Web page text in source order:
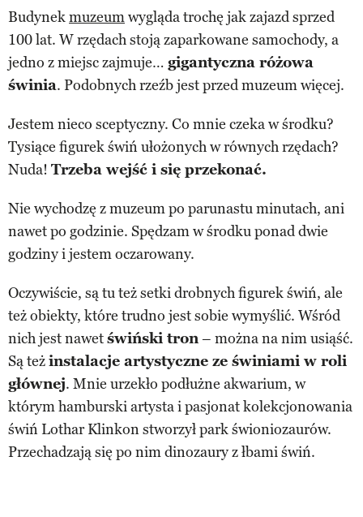
Budynekmuzeumwygląda trochę jak zajazd sprzed
100 lat. W rzędach stoją zaparkowane samochody, a
jedno z miejsc zajmuje… gigantyczna różowa
świnia. Podobnych rzeźb jest przed muzeum więcej.
Jestem nieco sceptyczny. Co mnie czeka w środku?
Tysiące figurek świń ułożonych w równych rzędach?
Nuda! Trzeba wejść i się przekonać.
Nie wychodzę z muzeum po parunastu minutach, ani
nawet po godzinie. Spędzam w środku ponad dwie
godziny i jestem oczarowany.
Oczywiście, są tu też setki drobnych figurek świń, ale
też obiekty, które trudno jest sobie wymyślić. Wśród
nich jest nawetświński tron– można na nim usiąść.
Są teżinstalacje artystyczne ze świniami w roli
głównej. Mnie urzekło podłużne akwarium, w
którym hamburski artysta i pasjonat kolekcjonowania
świń Lothar Klinkon stworzył park świoniozaurów.
Przechadzają się po nim dinozaury z łbami świń.